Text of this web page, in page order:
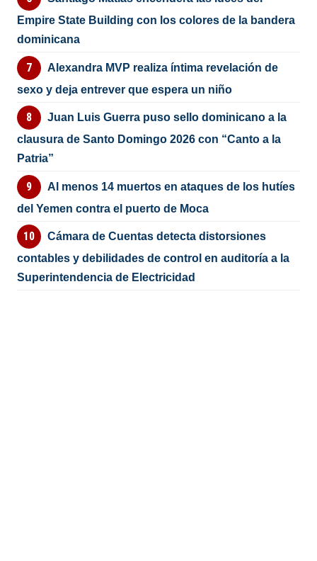
Empire State Building con los colores de la bandera
dominicana
Alexandra MVP realiza íntima revelación de
sexo y deja entrever que espera un niño
Juan Luis Guerra puso sello dominicano a la
clausura de Santo Domingo 2026 con “Canto a la
Patria”
Al menos 14 muertos en ataques de los hutíes
del Yemen contra el puerto de Moca
Cámara de Cuentas detecta distorsiones
contables y debilidades de control en auditoría a la
Superintendencia de Electricidad